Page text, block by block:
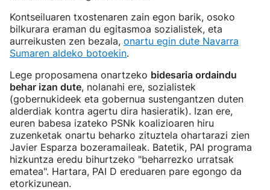
Kontseiluaren txostenaren zain egon barik, osoko
bilkurara eraman du egitasmoa sozialistek, eta
aurreikusten zen bezala, onartu egin dute Navarra
Sumaren aldeko botoekin.
Lege proposamena onartzeko bidesaria ordaindu
behar izan dute, nolanahi ere, sozialistek
(gobernukideek eta gobernua sustengantzen duten
alderdiak kontra agertu dira hasieratik). Izan ere,
euren babesa izateko PSNk koalizioaren hiru
zuzenketak onartu beharko zituztela ohartarazi zien
Javier Esparza bozeramaileak. Batetik, PAI programa
hizkuntza eredu bihurtzeko "beharrezko urratsak
ematea". Hartara, PAI D ereduaren pare egongo da
etorkizunean.